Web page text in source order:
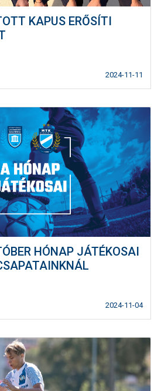
KAPUS ERŐSÍTI
2024-11-11
HÓNAP JÁTÉKOSAI
2024-11-04